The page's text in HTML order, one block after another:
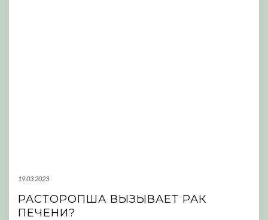
19.03.2023
РАСТОРОПША ВЫЗЫВАЕТ РАК
ПЕЧЕНИ?